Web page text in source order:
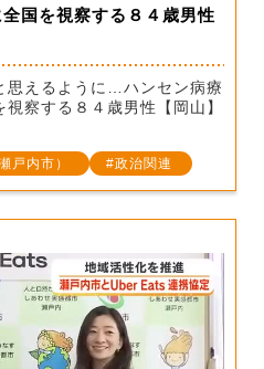
国を視察する８４歳男性
思えるように…ハンセン病療
察する８４歳男性【岡山】
戸内市） 政治関連